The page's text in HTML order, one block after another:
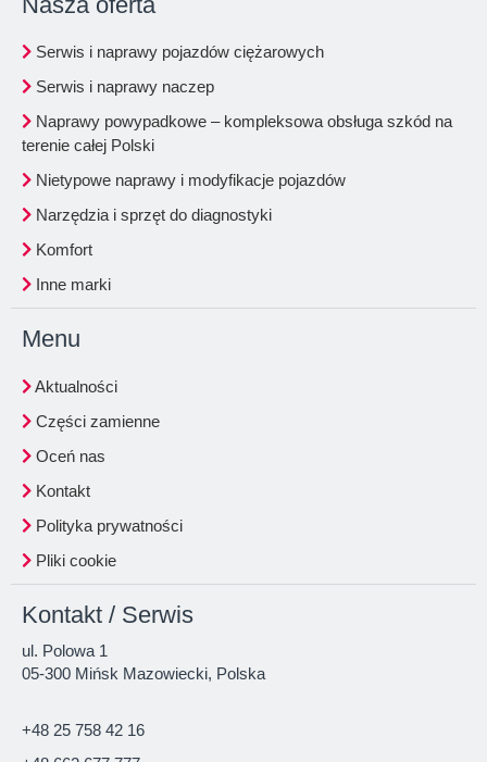
Serwis i naprawy pojazdów ciężarowych
Serwis i naprawy naczep
Naprawy powypadkowe – kompleksowa obsługa szkód na
terenie całej Polski
Nietypowe naprawy i modyfikacje pojazdów
Narzędzia i sprzęt do diagnostyki
Komfort
Inne marki
Menu
Aktualności
Części zamienne
Oceń nas
Kontakt
Polityka prywatności
Pliki cookie
Kontakt / Serwis
ul. Polowa 1
05-300 Mińsk Mazowiecki, Polska
+48 25 758 42 16